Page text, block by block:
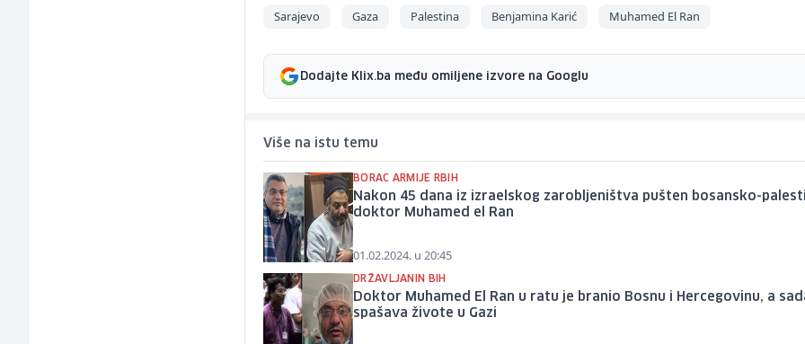
Sarajevo Gaza Palestina Benjamina Karić Muhamed El Ran
Dodajte Klix.ba među omiljene izvore na Googlu
Više na istu temu
BORAC ARMIJE RBIH
Nakon 45 dana iz izraelskog zarobljeništva pušten bosansko-
doktor Muhamed el Ran
01.02.2024. u 20:45
DRŽAVLJANIN BIH
Doktor Muhamed El Ran u ratu je branio Bosnu i Hercegovinu, a
spašava živote u Gazi